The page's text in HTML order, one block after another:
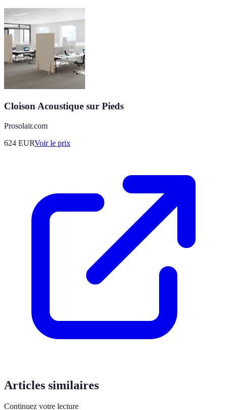
Cloison Acoustique sur Pieds
Prosolair.com
624 EURVoir le prix
Articles similaires
Continuez votre lecture